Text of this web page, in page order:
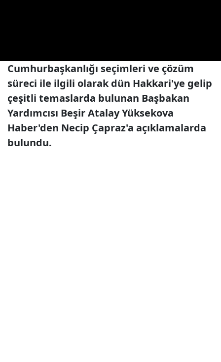
Cumhurbaşkanlığı seçimleri ve çözüm
süreci ile ilgili olarak dün Hakkari'ye gelip
çeşitli temaslarda bulunan Başbakan
Yardımcısı Beşir Atalay Yüksekova
Haber'den Necip Çapraz'a açıklamalarda
bulundu.